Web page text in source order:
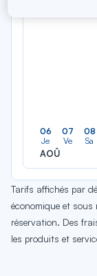
06
Je
AOÛ
07
Ve
08
Sa
Tarifs affichés par
économique et sous
réservation. Des
les produits et